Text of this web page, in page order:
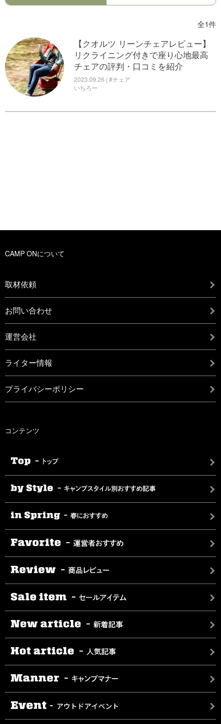
全1件
【クオルツ リーンチェアレビュー】
リクライニング付きで座り心地最高
チェアの評判・口コミを紹介
2023.09.26 | #チェア
いちろー
CAMP ONについて
取材依頼
お問い合わせ
運営会社
ライター情報
プライバシーポリシー
コンテンツ